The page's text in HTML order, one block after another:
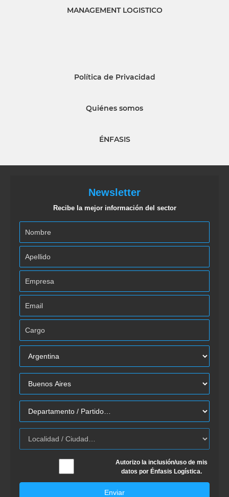
MANAGEMENT LOGISTICO
Política de Privacidad
Quiénes somos
ÉNFASIS
Newsletter
Recibe la mejor información del sector
Autorizo la inclusión/uso de mis
datos por Énfasis Logística.
Enviar